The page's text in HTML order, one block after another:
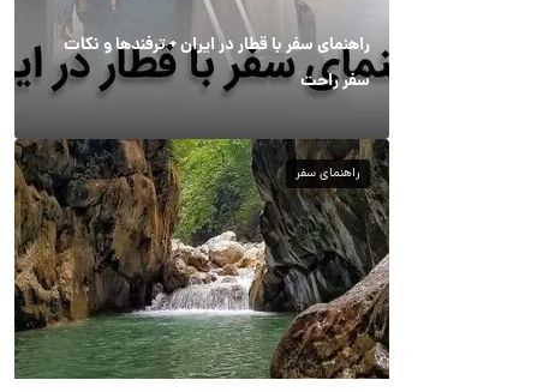
راهنمای سفر با قطار در ایران + ترفندها و نکات
سفر راحت
راهنمای سفر